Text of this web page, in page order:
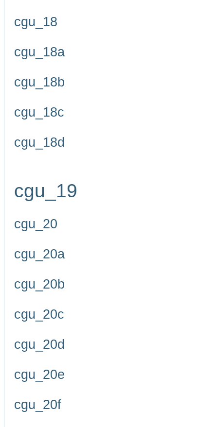
cgu_18
cgu_18a
cgu_18b
cgu_18c
cgu_18d
cgu_19
cgu_20
cgu_20a
cgu_20b
cgu_20c
cgu_20d
cgu_20e
cgu_20f